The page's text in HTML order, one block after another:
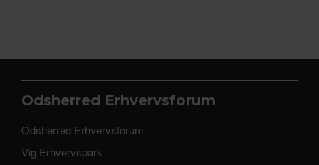
Odsherred Erhvervsforum
Odsherred Erhvervsforum
Vig Erhvervspark